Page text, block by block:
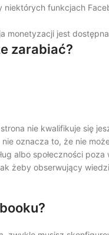
niektórych funkcjach
monetyzacji jest
zarabiać?
nie kwalifikuje się
oznacza to, że nie
albo społeczności
żeby obserwujący